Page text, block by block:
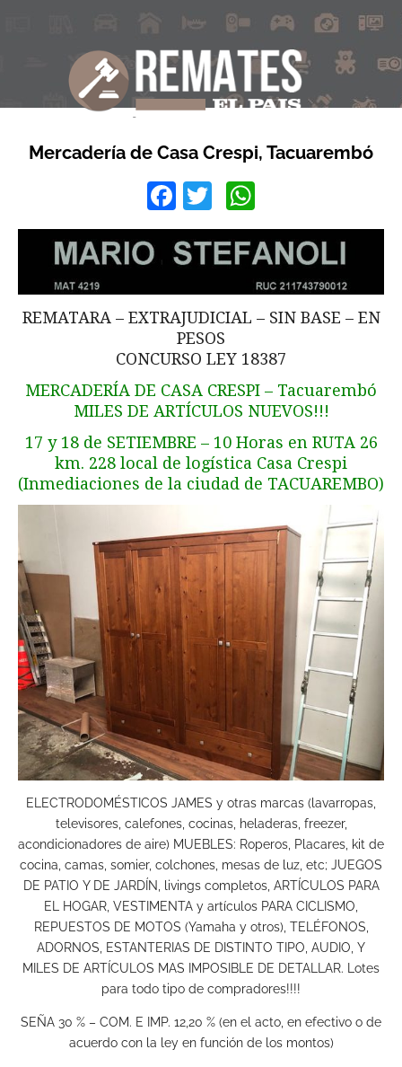
Mercadería de Casa Crespi, Tacuarembó
Facebook
Twitter
REMATARA – EXTRAJUDICIAL – SIN BASE – EN
PESOS
CONCURSO LEY 18387
MERCADERÍA DE CASA CRESPI – Tacuarembó
MILES DE ARTÍCULOS NUEVOS!!!
17 y 18 de SETIEMBRE – 10 Horas en RUTA 26
km. 228 local de logística Casa Crespi
(Inmediaciones de la ciudad de TACUAREMBO)
ELECTRODOMÉSTICOS JAMES y otras marcas (lavarropas,
televisores, calefones, cocinas, heladeras, freezer,
acondicionadores de aire) MUEBLES: Roperos, Placares, kit de
cocina, camas, somier, colchones, mesas de luz, etc; JUEGOS
DE PATIO Y DE JARDÍN, livings completos, ARTÍCULOS PARA
EL HOGAR, VESTIMENTA y artículos PARA CICLISMO,
REPUESTOS DE MOTOS (Yamaha y otros), TELÉFONOS,
ADORNOS, ESTANTERIAS DE DISTINTO TIPO, AUDIO, Y
MILES DE ARTÍCULOS MAS IMPOSIBLE DE DETALLAR. Lotes
para todo tipo de compradores!!!!
SEÑA 30 % – COM. E IMP. 12,20 % (en el acto, en efectivo o de
acuerdo con la ley en función de los montos)